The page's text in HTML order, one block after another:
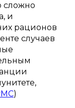
сложно
и
рационов
случаев
)